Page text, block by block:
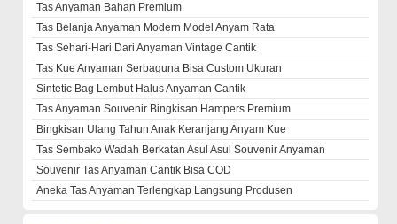
Tas Anyaman Bahan Premium
Tas Belanja Anyaman Modern Model Anyam Rata
Tas Sehari-Hari Dari Anyaman Vintage Cantik
Tas Kue Anyaman Serbaguna Bisa Custom Ukuran
Sintetic Bag Lembut Halus Anyaman Cantik
Tas Anyaman Souvenir Bingkisan Hampers Premium
Bingkisan Ulang Tahun Anak Keranjang Anyam Kue
Tas Sembako Wadah Berkatan Asul Asul Souvenir Anyaman
Souvenir Tas Anyaman Cantik Bisa COD
Aneka Tas Anyaman Terlengkap Langsung Produsen